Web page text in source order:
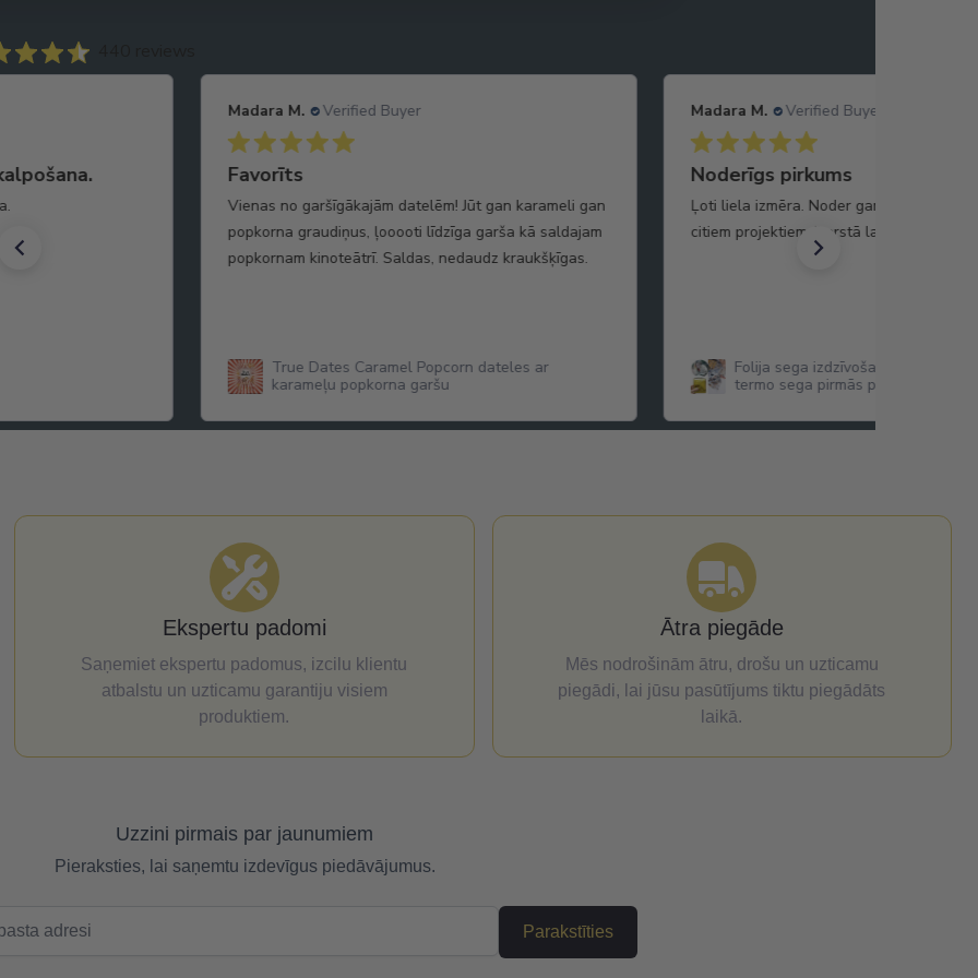
Madara M. Verified Buyer
Favorīts
Vienas no garšīgākajām datelēm! Jūt gan karameli gan
popkorna graudiņus, ļooooti līdzīga garša kā saldajam
popkornam kinoteātrī. Saldas, nedaudz kraukšķīgas.
True Dates Caramel Popcorn dateles ar
karameļu popkorna garšu
Madara M. Verified Buyer
Noderīgs pirkums
Ļoti liela izmēra. Noder gan kā drošības
citiem projektiem (karstā laikā arī
Folija sega izdzīvošanas sega
termo sega pirmās palīdzības
Ekspertu padomi
Saņemiet ekspertu padomus, izcilu klientu
atbalstu un uzticamu garantiju visiem
produktiem.
Ātra piegāde
Mēs nodrošinām ātru, drošu un uzticamu
piegādi, lai jūsu pasūtījums tiktu piegādāts
laikā.
Uzzini pirmais par jaunumiem
Pieraksties, lai saņemtu izdevīgus piedāvājumus.
Parakstīties